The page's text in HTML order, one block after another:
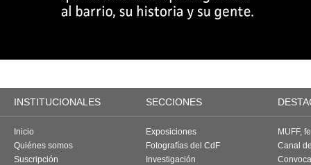
INSTITUCIONALES SECCIONES
Inicio
Quiénes somos
Suscripción
Exposiciones
Fotografías del CdF
Investigación
MUFF,
Canal